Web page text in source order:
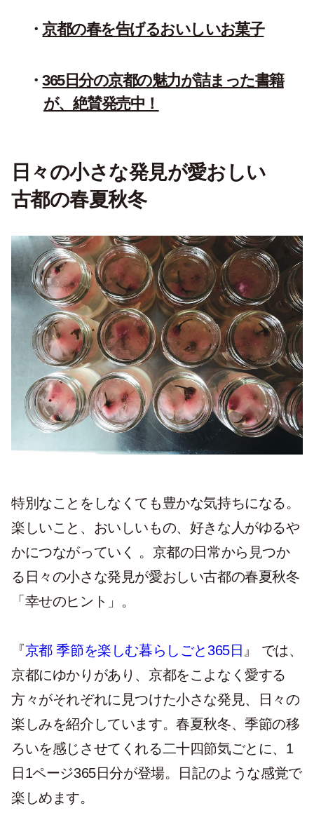
京都の春を告げるおいしいお菓子
365日分の京都の魅力が詰まった書籍
が、絶賛発売中！
日々の小さな発見が愛おしい
古都の春夏秋冬
特別なことをしなくても豊かな気持ちになる。
楽しいこと、おいしいもの、好きな人がゆるや
かにつながっていく 。京都の日常から見つか
る日々の小さな発見が愛おしい古都の春夏秋冬
「幸せのヒント」。
『京都 季節を楽しむ暮らしごと365日 』 では、
京都にゆかりがあり、京都をこよなく愛する
方々がそれぞれに見つけた小さな発見、日々の
楽しみを紹介しています。春夏秋冬、季節の移
ろいを感じさせてくれる二十四節気ごとに、1
日1ページ365日分が登場。日記のような感覚で
楽しめます。